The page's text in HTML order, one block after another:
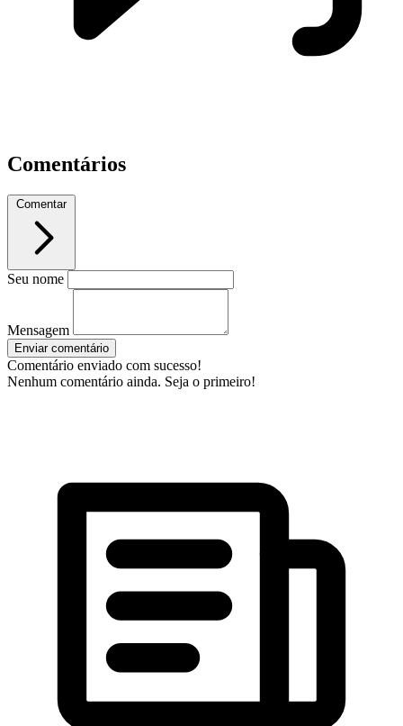
Comentários
Comentar
Seu nome
Mensagem
Enviar comentário
Comentário enviado com sucesso!
Nenhum comentário ainda. Seja o primeiro!